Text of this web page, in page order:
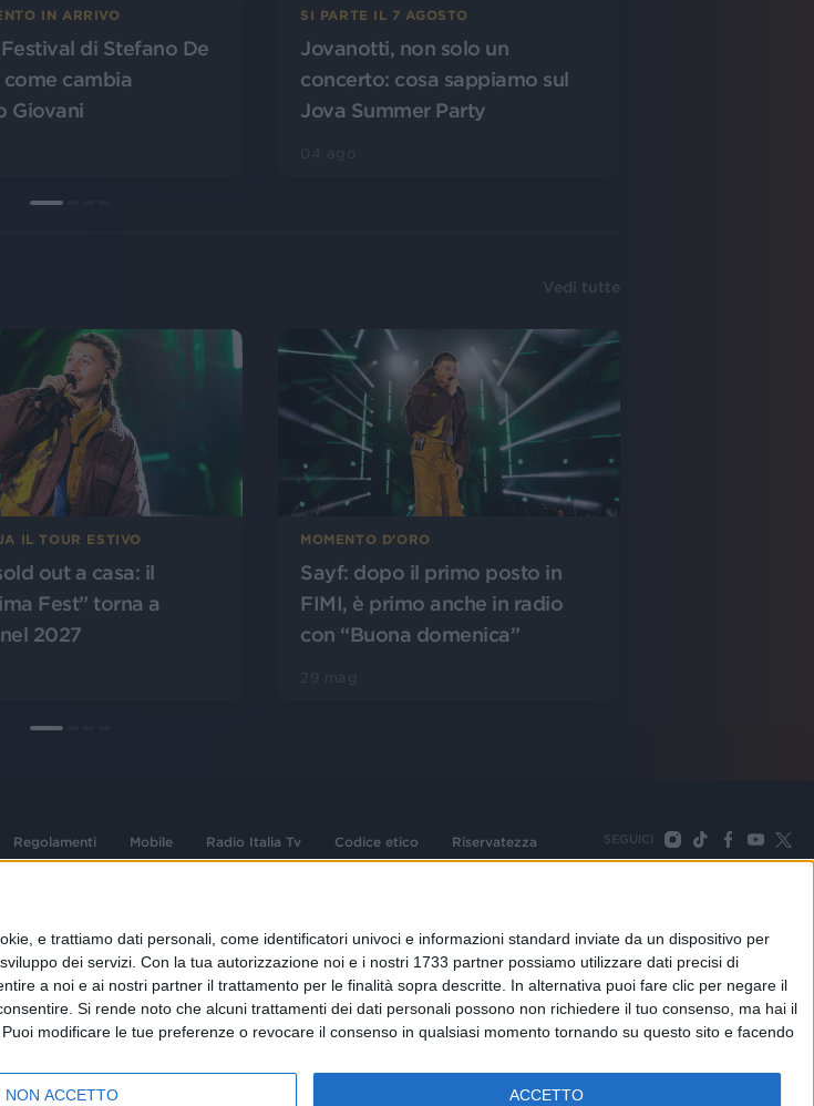
e trattiamo dati personali, come identificatori univoci e informazioni standard inviate da un dispositivo per
dei servizi. Con la tua autorizzazione noi e i nostri 1733 partner possiamo utilizzare dati precisi di
a noi e ai nostri partner il trattamento per le finalità sopra descritte. In alternativa puoi fare clic per negare il
Si rende noto che alcuni trattamenti dei dati personali possono non richiedere il tuo consenso, ma hai il
modificare le tue preferenze o revocare il consenso in qualsiasi momento tornando su questo sito e facendo
NON ACCETTO ACCETTO
IN ARRIVO
di Stefano De
cambia
Giovani
SI PARTE IL 7 AGOSTO
Jovanotti, non solo un
concerto: cosa sappiamo sul
Jova Summer Party
Vedi tutte
IL TOUR ESTIVO
out a casa: il
Fest” torna a
2027
MOMENTO D'ORO
Sayf: dopo il primo posto in
FIMI, è primo anche in radio
con “Buona domenica”
Regolamenti Mobile Radio Italia Tv Codice etico Riservatezza SEGUICI
02 25444220
Sede Legale: Via Savona 97, 20144 Milano